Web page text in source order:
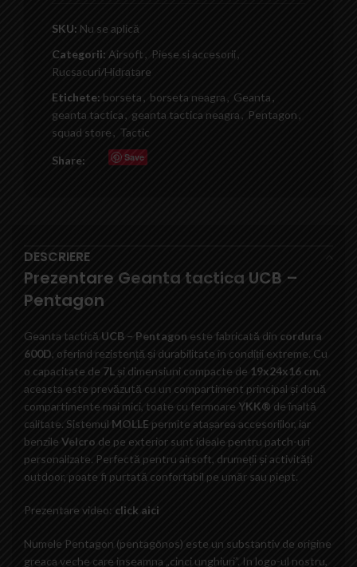
SKU: Nu se aplică
Categorii: Airsoft , Piese si accesorii,
Rucsacuri/Hidratare
Etichete: borseta , borseta neagra , Geanta,
geanta tactica , geanta tactica neagra , Pentagon ,
squad store , Tactic
Share: Save
DESCRIERE
Prezentare Geanta tactica UCB –
Pentagon
Geanta tactică UCB – Pentagon este fabricată din cordura
600D, oferind rezistență și durabilitate în condiții extreme. Cu
o capacitate de 7L și dimensiuni compacte de 19x24x16 cm,
aceasta este prevăzută cu un compartiment principal și două
compartimente mai mici, toate cu fermoare YKK® de înaltă
calitate. Sistemul MOLLE permite atașarea accesoriilor, iar
benzile Velcro de pe exterior sunt ideale pentru patch-uri
personalizate. Perfectă pentru airsoft, drumeții și activități
outdoor, poate fi purtată confortabil pe umăr sau piept.
Prezentare video: click aici
Numele Pentagon (pentagōnos) este un substantiv de origine
greaca veche care inseamna „cinci unghiuri”. In logo-ul nostru,